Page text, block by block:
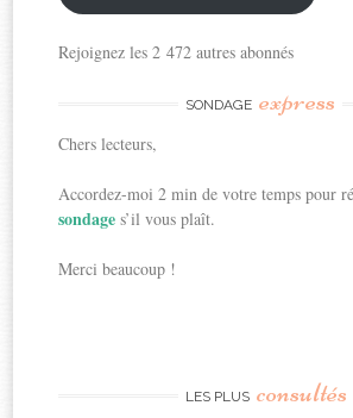
Rejoignez les 2 472 autres abonnés
SONDAGE express
Chers lecteurs,
Accordez-moi 2 min de votre temps pour
sondages’il vous plaît.
Merci beaucoup !
LES PLUS consultés